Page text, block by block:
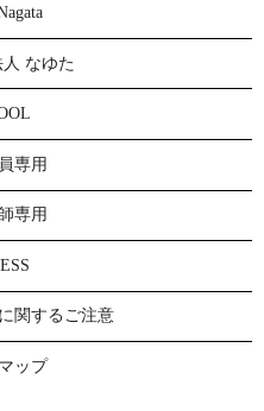
なゆた
専用
専用
関するご注意
ップ